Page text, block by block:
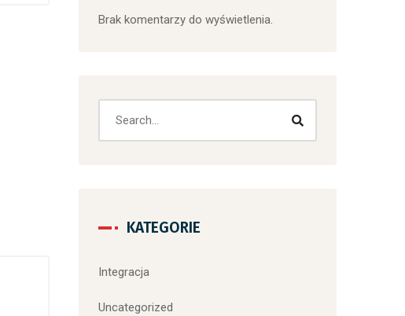
Brak komentarzy do wyświetlenia.
KATEGORIE
Integracja
Uncategorized